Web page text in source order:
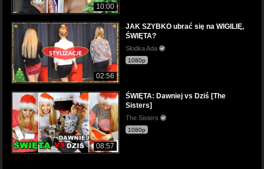
10:00
02:56
JAK SZYBKO ubrać się na WIGILIĘ,
ŚWIĘTA?
Słodka Ada
1080p
08:57
ŚWIĘTA: Dawniej vs Dziś [The
Sisters]
The Sisters
1080p